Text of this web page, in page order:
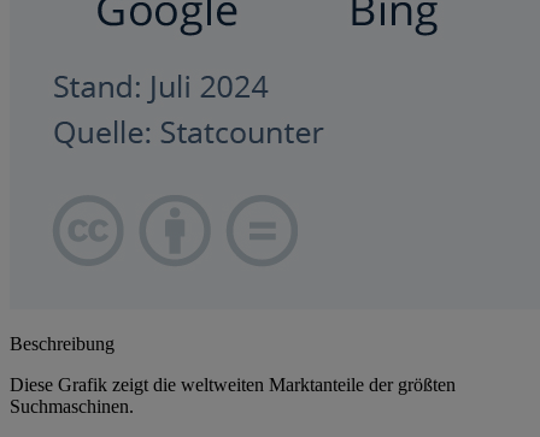
Beschreibung
Diese Grafik zeigt die weltweiten Marktanteile der größten
Suchmaschinen.